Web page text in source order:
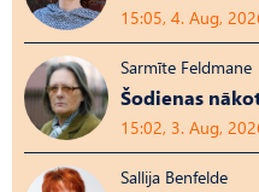
15:05, 4. Aug,
Sarmīte Feldmane
Šodienas
15:02, 3. Aug,
Sallija Benfelde